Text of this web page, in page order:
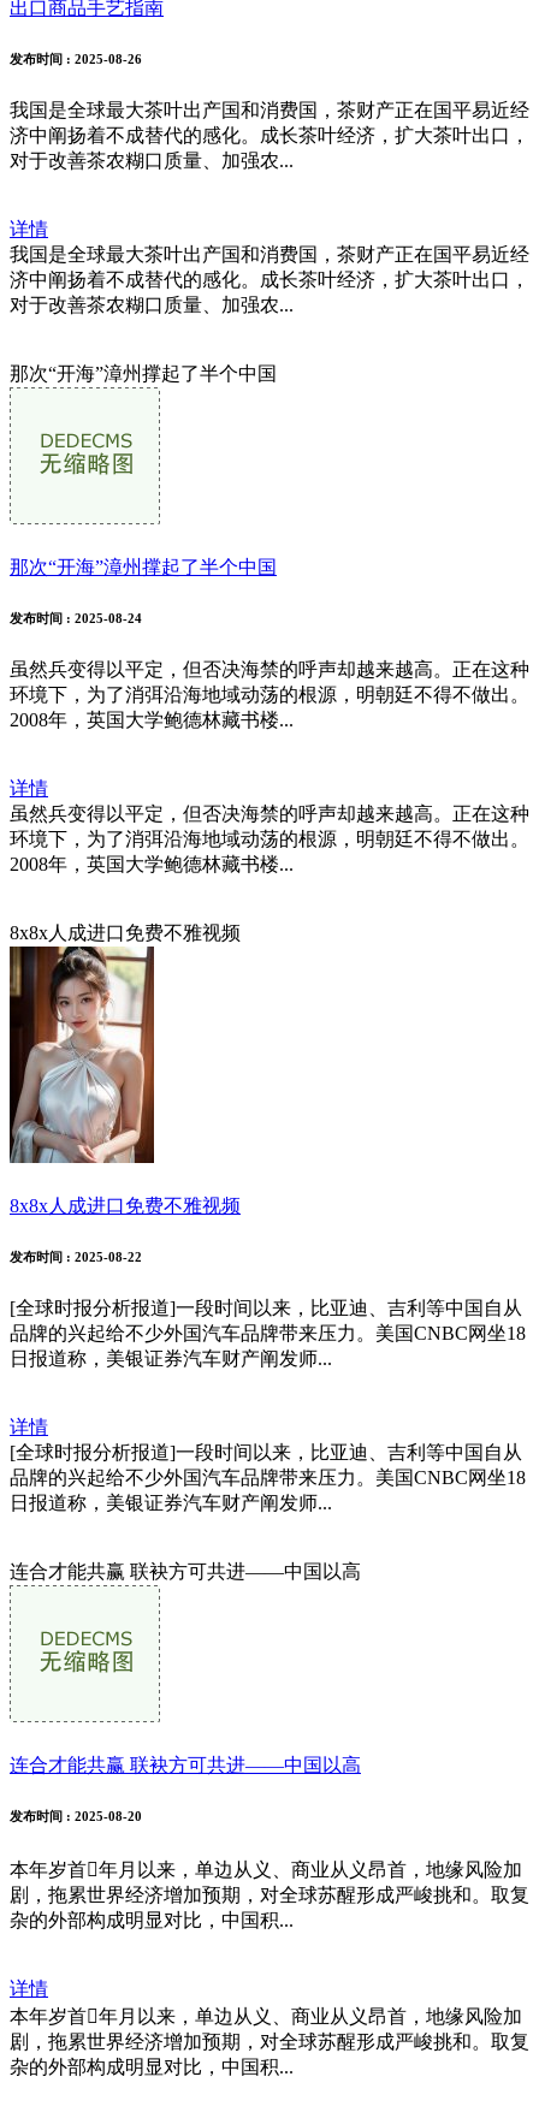
出口商品手艺指南
发布时间 : 2025-08-26
我国是全球最大茶叶出产国和消费国，茶财产正在国平易近经
济中阐扬着不成替代的感化。成长茶叶经济，扩大茶叶出口，
对于改善茶农糊口质量、加强农...
详情
我国是全球最大茶叶出产国和消费国，茶财产正在国平易近经
济中阐扬着不成替代的感化。成长茶叶经济，扩大茶叶出口，
对于改善茶农糊口质量、加强农...
那次“开海”漳州撑起了半个中国
那次“开海”漳州撑起了半个中国
发布时间 : 2025-08-24
虽然兵变得以平定，但否决海禁的呼声却越来越高。正在这种
环境下，为了消弭沿海地域动荡的根源，明朝廷不得不做出。
2008年，英国大学鲍德林藏书楼...
详情
虽然兵变得以平定，但否决海禁的呼声却越来越高。正在这种
环境下，为了消弭沿海地域动荡的根源，明朝廷不得不做出。
2008年，英国大学鲍德林藏书楼...
8x8x人成进口免费不雅视频
8x8x人成进口免费不雅视频
发布时间 : 2025-08-22
[全球时报分析报道]一段时间以来，比亚迪、吉利等中国自从
品牌的兴起给不少外国汽车品牌带来压力。美国CNBC网坐18
日报道称，美银证券汽车财产阐发师...
详情
[全球时报分析报道]一段时间以来，比亚迪、吉利等中国自从
品牌的兴起给不少外国汽车品牌带来压力。美国CNBC网坐18
日报道称，美银证券汽车财产阐发师...
连合才能共赢 联袂方可共进——中国以高
连合才能共赢 联袂方可共进——中国以高
发布时间 : 2025-08-20
本年岁首年月以来，单边从义、商业从义昂首，地缘风险加
剧，拖累世界经济增加预期，对全球苏醒形成严峻挑和。取复
杂的外部构成明显对比，中国积...
详情
本年岁首年月以来，单边从义、商业从义昂首，地缘风险加
剧，拖累世界经济增加预期，对全球苏醒形成严峻挑和。取复
杂的外部构成明显对比，中国积...